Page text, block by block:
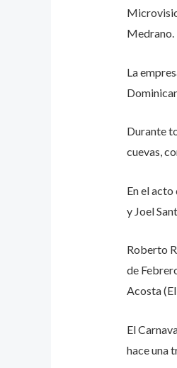
Medrano.
La
Durante
cuevas,
En el
y Joel
Roberto
de
Acosta
El
hace una